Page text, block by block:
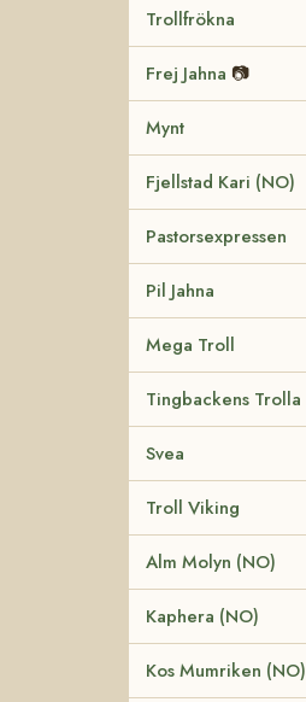
Trollfrökna
Frej Jahna 📷
Mynt
Fjellstad Kari (NO)
Pastorsexpressen
Pil Jahna
Mega Troll
Tingbackens Trolla
Svea
Troll Viking
Alm Molyn (NO)
Kaphera (NO)
Kos Mumriken (NO)